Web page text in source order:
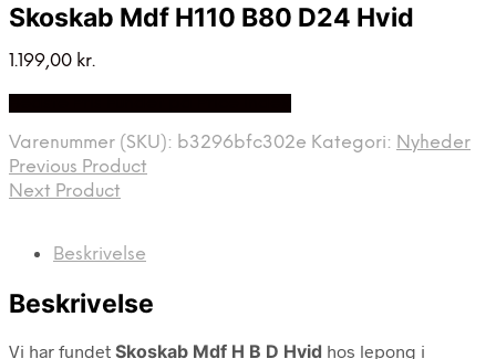
Skoskab Mdf H110 B80 D24 Hvid
1.199,00 kr.
Varenummer (SKU): b3296bfc302e Kategori: Nyheder
Previous Product
Next Product
Beskrivelse
Beskrivelse
Vi har fundet Skoskab Mdf H B D Hvid hos lepong i